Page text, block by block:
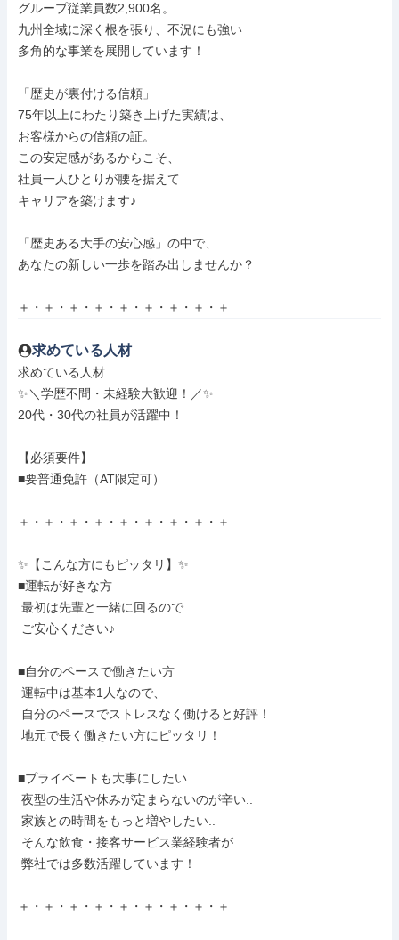
グループ従業員数2,900名。
九州全域に深く根を張り、不況にも強い
多角的な事業を展開しています！
「歴史が裏付ける信頼」
75年以上にわたり築き上げた実績は、
お客様からの信頼の証。
この安定感があるからこそ、
社員一人ひとりが腰を据えて
キャリアを築けます♪
「歴史ある大手の安心感」の中で、
あなたの新しい一歩を踏み出しませんか？
＋・＋・＋・＋・＋・＋・＋・＋・＋
求めている人材
求めている人材
✨＼学歴不問・未経験大歓迎！／✨
20代・30代の社員が活躍中！
【必須要件】
■要普通免許（AT限定可）
＋・＋・＋・＋・＋・＋・＋・＋・＋
✨【こんな方にもピッタリ】✨
■運転が好きな方
■自分のペースで働きたい方
■プライベートも大事にしたい
＋・＋・＋・＋・＋・＋・＋・＋・＋